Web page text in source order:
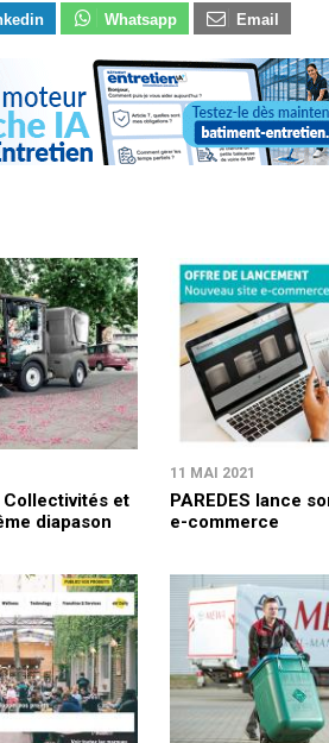
Whatsapp Email
Collectivités et
diapason
11 MAI 2021
PAREDES lance
e-commerce